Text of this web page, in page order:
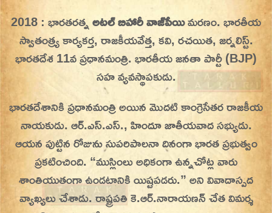
Skip
content
On This Day
Today in History | On This Day | This Day in
History | Today in India | What Happened
Today in India | Charitralo eroju | charitra lo
eroju |
2018 : భారతరత్నఅటల్ బిహారీ వాజ్‌పేయిమరణం. భారతీయ
స్వాతంత్ర్య కార్యకర్త, రాజకీయవేత్త, కవి, రచయిత, జర్నలిస్ట్.
భారతదేశ 11వ ప్రధానమంత్రి. భారతీయ జనతా పార్టీ (BJP)
సహ వ్యవస్థాపకుడు.
భారతదేశానికి ప్రధానమంత్రి అయిన మొదటి కాంగ్రెసేతర రాజకీయ
నాయకుడు. ఆర్.ఎస్.ఎస్., హిందూ జాతీయవాద సభ్యుడు.
ఆయన పుట్టిన రోజును సుపరిపాలనా దినంగా భారత ప్రభుత్వం
ప్రకటించింది. “ముస్లింలు అధికంగా ఉన్నచోట్ల వారు
శాంతియుతంగా ఉండటానికి యిష్టపడరు.” అని వివాదాస్పద
వ్యాఖ్యలు చేశాడు. రాష్ట్రపతి కె.ఆర్.నారాయణన్ చేత విమర్శ